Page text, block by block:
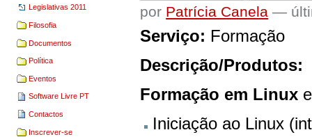
Legislativas 2011
Filosofia
Documentos
Política
Eventos
Software Livre PT
Contactos
Inscrever-se
por Patrícia Canela —
Serviço: Formação
Descrição/Produtos:
Formação em Linux
Iniciação ao Linux